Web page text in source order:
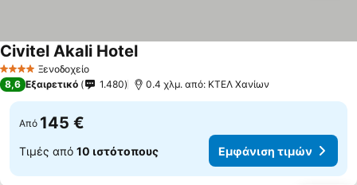
4 ΑστέριαΞενοδοχείο
Civitel Akali HotelΕμφάνιση τιμών
8,6 Εξαιρετικό 1.480 0.4 χλμ. από: ΚΤΕΛ Χανίων
Από 145 €
Τιμές από 10 ιστότοπους Εμφάνιση τιμών